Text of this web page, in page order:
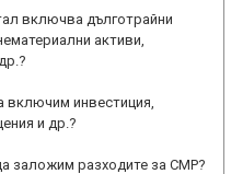
включва дълготрайни
активи,
включим инвестиция,
и др.?
заложим разходите за СМР?